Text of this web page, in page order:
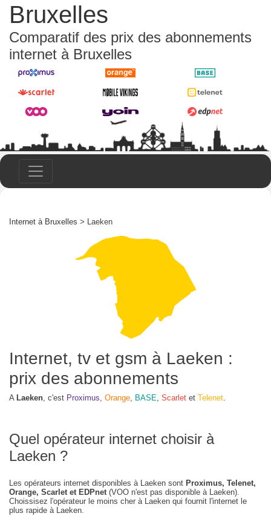
Bruxelles
Comparatif des prix des abonnements
internet à Bruxelles
Internet à Bruxelles > Laeken
Internet, tv et gsm à Laeken :
prix des abonnements
A Laeken, c'est Proximus, Orange, BASE, Scarlet et Telenet.
Quel opérateur internet choisir à
Laeken ?
Les opérateurs internet disponibles à Laeken sont Proximus, Telenet,
Orange, Scarlet et EDPnet(VOO n'est pas disponible à Laeken).
Choissisez l'opérateur le moins cher à Laeken qui fournit l'internet le
plus rapide à Laeken.